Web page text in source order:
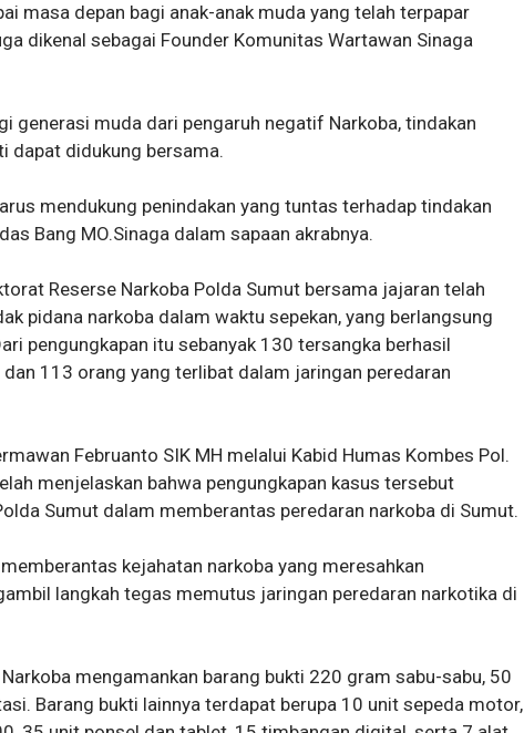
masa depan bagi anak-anak muda yang telah terpapar
dikenal sebagai Founder Komunitas Wartawan Sinaga
generasi muda dari pengaruh negatif Narkoba, tindakan
dapat didukung bersama.
mendukung penindakan yang tuntas terhadap tindakan
Bang MO.Sinaga dalam sapaan akrabnya.
Reserse Narkoba Polda Sumut bersama jajaran telah
pidana narkoba dalam waktu sepekan, yang berlangsung
pengungkapan itu sebanyak 130 tersangka berhasil
113 orang yang terlibat dalam jaringan peredaran
Februanto SIK MH melalui Kabid Humas Kombes Pol.
menjelaskan bahwa pengungkapan kasus tersebut
Sumut dalam memberantas peredaran narkoba di Sumut.
kejahatan narkoba yang meresahkan
langkah tegas memutus jaringan peredaran narkotika di
mengamankan barang bukti 220 gram sabu-sabu, 50
Barang bukti lainnya terdapat berupa 10 unit sepeda motor,